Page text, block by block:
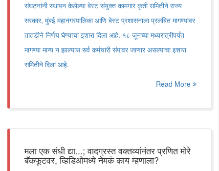
संघटनांनी स्थापन केलेल्या बेस्ट संयुक्त कामगार कृती समितीने राज्य
सरकार, मुंबई महानगरपालिका आणि बेस्ट प्रशासनाला प्रलंबित मागण्यांवर
तातडीने निर्णय घेण्याचा इशारा दिला आहे. १८ जूनच्या मध्यरात्रीपर्यंत
मागण्या मान्य न झाल्यास सर्व कर्मचारी संपावर जाणार असल्याचा इशारा
समितीने दिला आहे.
Read More
मला एक संधी द्या...; वादग्रस्त वक्तव्यांनंतर प्रणित मोरे
बॅकफूटवर, व्हिडिओमध्ये नेमकं काय म्हणाला?